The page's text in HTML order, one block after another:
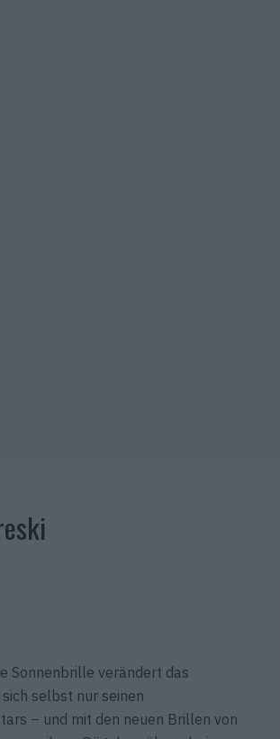
Sonnenbrille verändert das
selbst nur seinen
– und mit den neuen Brillen von